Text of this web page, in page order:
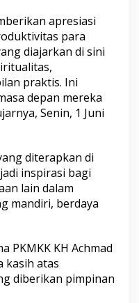
apresiasi
para
diajarkan di sini
praktis. Ini
depan mereka
Senin, 1 Juni
diterapkan di
inspirasi bagi
lain dalam
mandiri, berdaya
PKMKK KH Achmad
kasih atas
diberikan pimpinan